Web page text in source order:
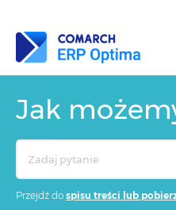
Jak
Przejdź do spisu treści lub